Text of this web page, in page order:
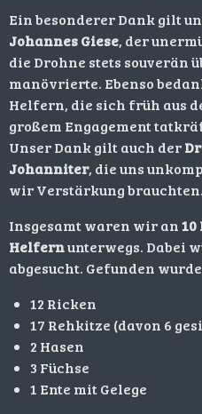
Ein besonderer Dank gilt
Johannes Giese, der
die Drohne stets souverän
manövrierte. Ebenso
Helfern, die sich früh aus
großem Engagement
Unser Dank gilt auch der
Johanniter, die uns
wir Verstärkung brauchten.
Insgesamt waren wir an
Helfernunterwegs. Dabei
abgesucht. Gefunden
12 Ricken
17 Rehkitze (davon 6
2 Hasen
3 Füchse
1 Ente mit Gelege